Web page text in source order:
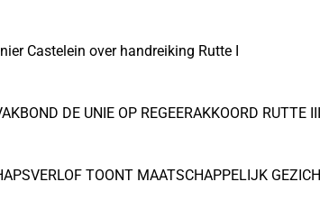
Castelein over handreiking Rutte I
DE UNIE OP REGEERAKKOORD RUTTE III
TOONT MAATSCHAPPELIJK